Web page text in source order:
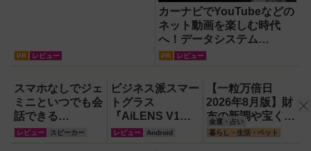
PR レビュー
カーナビでYouTubeなどの
ネット動画を楽しむ時代
へ！データシステム
『U2KIT』がドライブを変
PR レビュー
スマホなしでジェ
ミニといつでも会
話できる
『Google Home
スピーカー』で未
レビュー スピーカー
ビジネス派スマー
トグラス
『AiLENS V1』
を体験:プレゼ
ン、会議、リアル
レビュー Android
【一粒万倍日
2026年8月版】財
布の新調や宝くじ
の日記念・レイン
ボーくじ・新涼の
金運・占い
暮らし・生活・ペット